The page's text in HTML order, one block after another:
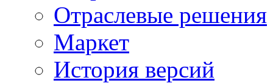
Отраслевые решения
Маркет
История версий